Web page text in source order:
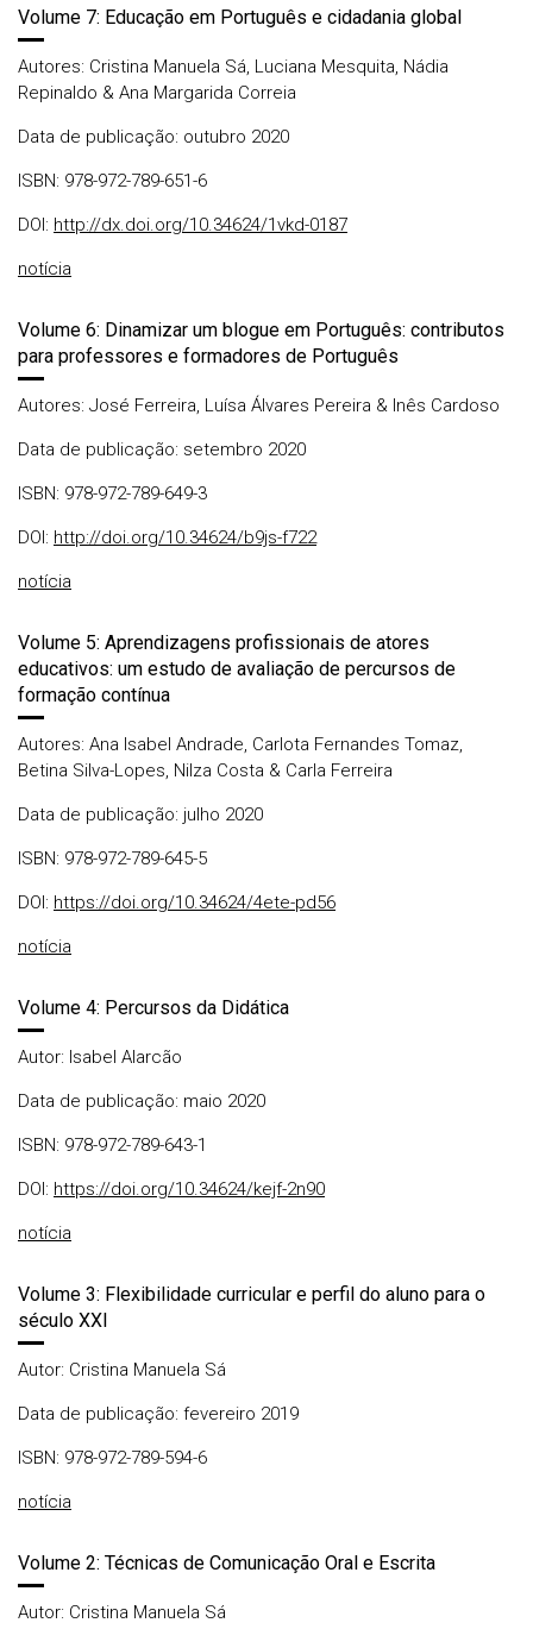
Volume 7: Educação em Português e cidadania global
Autores: Cristina Manuela Sá, Luciana Mesquita, Nádia
Repinaldo & Ana Margarida Correia
Data de publicação: outubro 2020
ISBN: 978-972-789-651-6
DOI: http://dx.doi.org/10.34624/1vkd-0187
notícia
Volume 6: Dinamizar um blogue em Português: contributos
para professores e formadores de Português
Autores: José Ferreira, Luísa Álvares Pereira & Inês Cardoso
Data de publicação: setembro 2020
ISBN: 978-972-789-649-3
DOI: http://doi.org/10.34624/b9js-f722
notícia
Volume 5: Aprendizagens profissionais de atores
educativos: um estudo de avaliação de percursos de
formação contínua
Autores: Ana Isabel Andrade, Carlota Fernandes Tomaz,
Betina Silva-Lopes, Nilza Costa & Carla Ferreira
Data de publicação: julho 2020
ISBN: 978-972-789-645-5
DOI: https://doi.org/10.34624/4ete-pd56
notícia
Volume 4: Percursos da Didática
Autor: Isabel Alarcão
Data de publicação: maio 2020
ISBN: 978-972-789-643-1
DOI: https://doi.org/10.34624/kejf-2n90
notícia
Volume 3: Flexibilidade curricular e perfil do aluno para o
século XXI
Autor: Cristina Manuela Sá
Data de publicação: fevereiro 2019
ISBN: 978-972-789-594-6
notícia
Volume 2: Técnicas de Comunicação Oral e Escrita
Autor: Cristina Manuela Sá